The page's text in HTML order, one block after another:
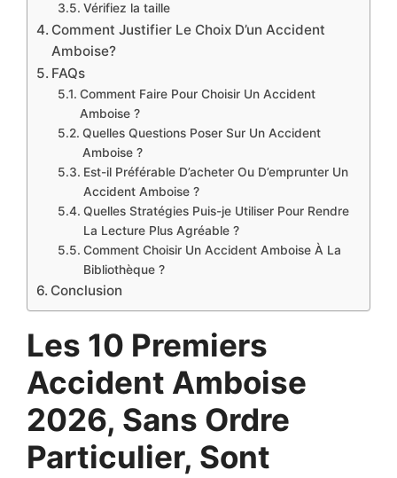
Vérifiez la taille
Comment Justifier Le Choix D’un Accident
Amboise?
FAQs
Comment Faire Pour Choisir Un Accident
Amboise ?
Quelles Questions Poser Sur Un Accident
Amboise ?
Est-il Préférable D’acheter Ou D’emprunter Un
Accident Amboise ?
Quelles Stratégies Puis-je Utiliser Pour Rendre
La Lecture Plus Agréable ?
Comment Choisir Un Accident Amboise À La
Bibliothèque ?
Conclusion
Les 10 Premiers
Accident Amboise
2026, Sans Ordre
Particulier, Sont